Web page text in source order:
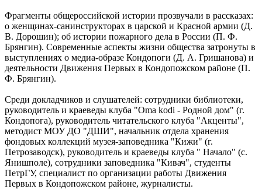
Фрагменты общероссийской истории прозвучали в рассказах:
о женщинах-санинструкторах в царской и Красной армии (Д.
В. Дорошин); об истории пожарного дела в России (П. Ф.
Брянгин). Современные аспекты жизни общества затронуты в
выступлениях о медиа-образе Кондопоги (Д. А. Гришанова) и
деятельности Движения Первых в Кондопожском районе (П.
Ф. Брянгин).
Среди докладчиков и слушателей: сотрудники библиотеки,
руководитель и краеведы клуба "Oma kodi - Родной дом" (г.
Кондопога), руководитель читательского клуба "Акценты",
методист МОУ ДО "ДШИ", начальник отдела хранения
фондовых коллекций музея-заповедника "Кижи" (г.
Петрозаводск), руководитель и краеведы клуба " Начало" (с.
Янишполе), сотрудники заповедника "Кивач", студенты
ПетрГУ, специалист по организации работы Движения
Первых в Кондопожском районе, журналисты.